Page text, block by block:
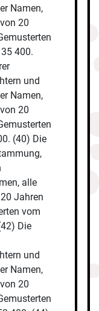
Namen,
20
400.
und
Namen,
20
(40) Die
alle
Jahren
vom
Die
und
Namen,
20